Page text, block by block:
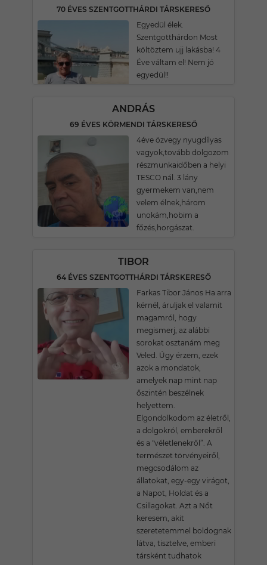
70 ÉVES SZENTGOTTHÁRDI TÁRSKERESŐ
Egyedül élek.
Szentgotthárdon Most
költöztem ujj lakásba! 4
Éve váltam el! Nem jó
egyedül!!
ANDRÁS
69 ÉVES KÖRMENDI TÁRSKERESŐ
4éve özvegy nyugdílyas
vagyok,tovább dolgozom
részmunkaidőben a helyi
TESCO nál. 3 lány
gyermekem van,nem
velem élnek,három
unokám,hobim a
főzés,horgászat.
TIBOR
64 ÉVES SZENTGOTTHÁRDI TÁRSKERESŐ
Farkas Tibor János Ha arra
kérnél, áruljak el valamit
magamról, hogy
megismerj, az alábbi
sorokat osztanám meg
Veled. Úgy érzem, ezek
azok a mondatok,
amelyek nap mint nap
őszintén beszélnek
helyettem.
Elgondolkodom az életről,
a dolgokról, emberekről
és a "véletlenekről”. A
természet törvényeiről,
megcsodálom az
állatokat, egy-egy virágot,
a Napot, Holdat és a
Csillagokat. Azt a Nőt
keresem, akit
szeretetemmel boldognak
látva, tisztelve, emberi
társként tudhatok